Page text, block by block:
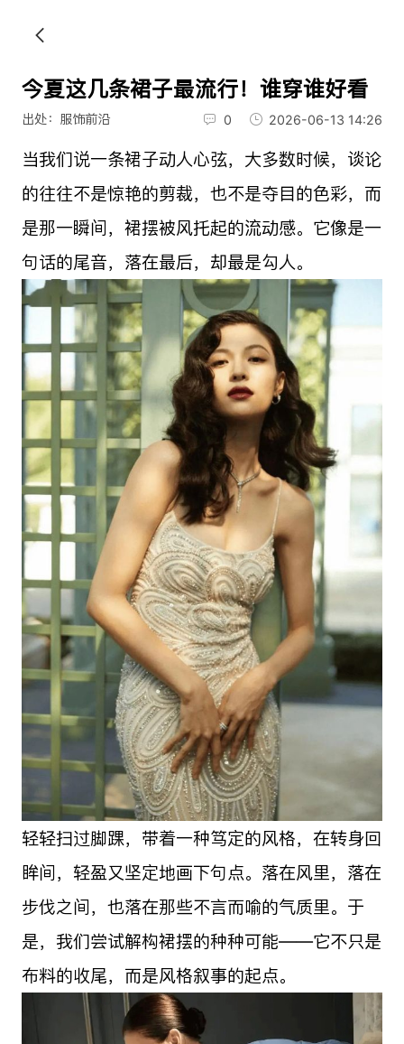
今夏这几条裙子最流行！谁穿谁好看
出处：服饰前沿 0 2026-06-13 14:26
当我们说一条裙子动人心弦，大多数时候，谈论
的往往不是惊艳的剪裁，也不是夺目的色彩，而
是那一瞬间，裙摆被风托起的流动感。它像是一
句话的尾音，落在最后，却最是勾人。
轻轻扫过脚踝，带着一种笃定的风格，在转身回
眸间，轻盈又坚定地画下句点。落在风里，落在
步伐之间，也落在那些不言而喻的气质里。于
是，我们尝试解构裙摆的种种可能——它不只是
布料的收尾，而是风格叙事的起点。